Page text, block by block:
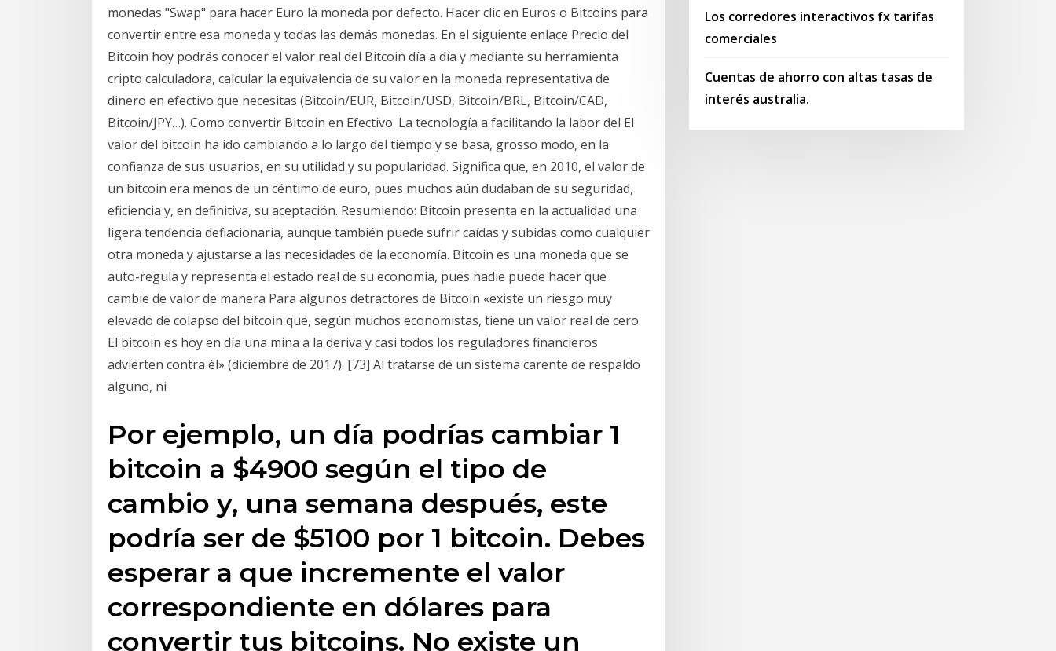
monedas "Swap" para hacer Euro la moneda por defecto. Hacer clic en Euros o Bitcoins para
convertir entre esa moneda y todas las demás monedas. En el siguiente enlace Precio del
Bitcoin hoy podrás conocer el valor real del Bitcoin día a día y mediante su herramienta
cripto calculadora, calcular la equivalencia de su valor en la moneda representativa de
dinero en efectivo que necesitas (Bitcoin/EUR, Bitcoin/USD, Bitcoin/BRL, Bitcoin/CAD,
Bitcoin/JPY…). Como convertir Bitcoin en Efectivo. La tecnología a facilitando la labor del El
valor del bitcoin ha ido cambiando a lo largo del tiempo y se basa, grosso modo, en la
confianza de sus usuarios, en su utilidad y su popularidad. Significa que, en 2010, el valor de
un bitcoin era menos de un céntimo de euro, pues muchos aún dudaban de su seguridad,
eficiencia y, en definitiva, su aceptación. Resumiendo: Bitcoin presenta en la actualidad una
ligera tendencia deflacionaria, aunque también puede sufrir caídas y subidas como cualquier
otra moneda y ajustarse a las necesidades de la economía. Bitcoin es una moneda que se
auto-regula y representa el estado real de su economía, pues nadie puede hacer que
cambie de valor de manera Para algunos detractores de Bitcoin «existe un riesgo muy
elevado de colapso del bitcoin que, según muchos economistas, tiene un valor real de cero.
El bitcoin es hoy en día una mina a la deriva y casi todos los reguladores financieros
advierten contra él» (diciembre de 2017). [73] Al tratarse de un sistema carente de respaldo
alguno, ni
Por ejemplo, un día podrías cambiar 1
bitcoin a $4900 según el tipo de
cambio y, una semana después, este
podría ser de $5100 por 1 bitcoin. Debes
esperar a que incremente el valor
correspondiente en dólares para
convertir tus bitcoins. No existe un
Los corredores interactivos fx tarifas
comerciales
Cuentas de ahorro con altas tasas de
interés australia.